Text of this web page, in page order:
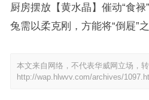
厨房摆放【黄水晶】催动“食
兔需以柔克刚，方能将“倒屣”
本文来自网络，不代表华威网立场，转
http://wap.hlwvv.com/archives/